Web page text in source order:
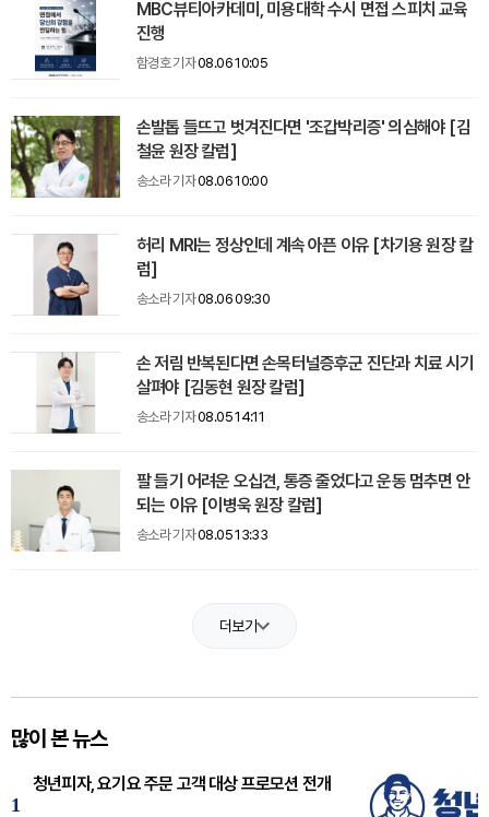
MBC뷰티아카데미, 미용대학 수시 면접 스피치 교육
진행
함경호 기자08.06 10:05
손발톱 들뜨고 벗겨진다면 '조갑박리증' 의심해야 [김
철윤 원장 칼럼]
송소라 기자08.06 10:00
허리 MRI는 정상인데 계속 아픈 이유 [차기용 원장 칼
럼]
송소라 기자08.06 09:30
손 저림 반복된다면 손목터널증후군 진단과 치료 시기
살펴야 [김동현 원장 칼럼]
송소라 기자08.05 14:11
팔 들기 어려운 오십견, 통증 줄었다고 운동 멈추면 안
되는 이유 [이병욱 원장 칼럼]
송소라 기자08.05 13:33
더보기
많이 본 뉴스
1
청년피자, 요기요 주문 고객 대상 프로모션 전개